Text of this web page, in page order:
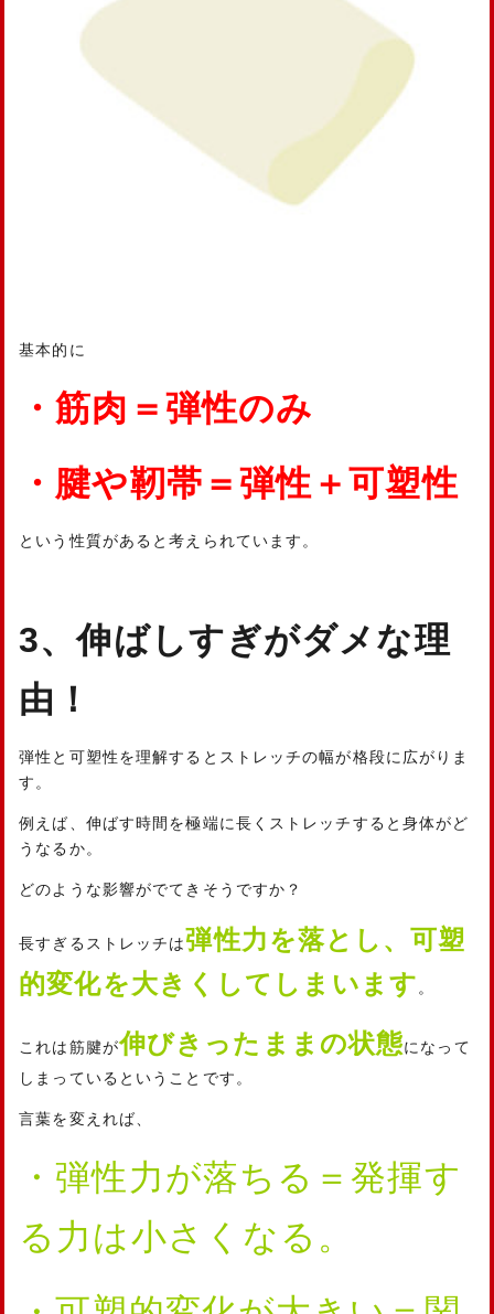
基本的に
・筋肉＝弾性のみ
・腱や靭帯＝弾性＋可塑性
という性質があると考えられています。
3、伸ばしすぎがダメな理
由！
弾性と可塑性を理解するとストレッチの幅が格段に広がりま
す。
例えば、伸ばす時間を極端に長くストレッチすると身体がど
うなるか。
どのような影響がでてきそうですか？
長すぎるストレッチは弾性力を落とし、可塑
的変化を大きくしてしまいます 。
これは筋腱が伸びきったままの状態になって
しまっているということです。
言葉を変えれば、
・弾性力が落ちる＝発揮す
る力は小さくなる。